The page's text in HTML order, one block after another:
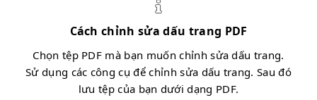
Cách chỉnh sửa dấu trang PDF
Chọn tệp PDF mà bạn muốn chỉnh sửa dấu trang.
Sử dụng các công cụ để chỉnh sửa dấu trang. Sau đó
lưu tệp của bạn dưới dạng PDF.